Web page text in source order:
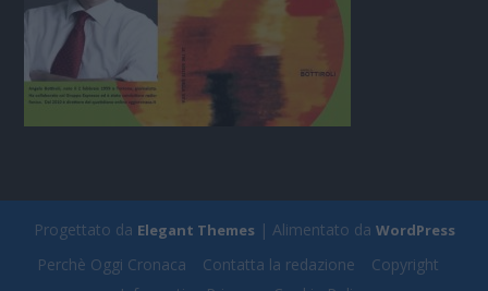
Progettato da Elegant Themes| Alimentato da WordPress
Perchè Oggi Cronaca Contatta la redazione
Copyright